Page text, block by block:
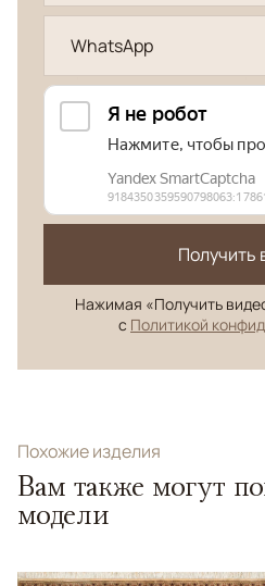
WhatsApp
Получить
Нажимая «Получить
с Политикой
Похожие изделия
Вам также могут
модели